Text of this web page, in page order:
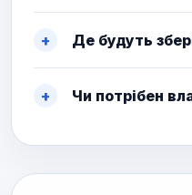
Де будуть
Чи потрібен